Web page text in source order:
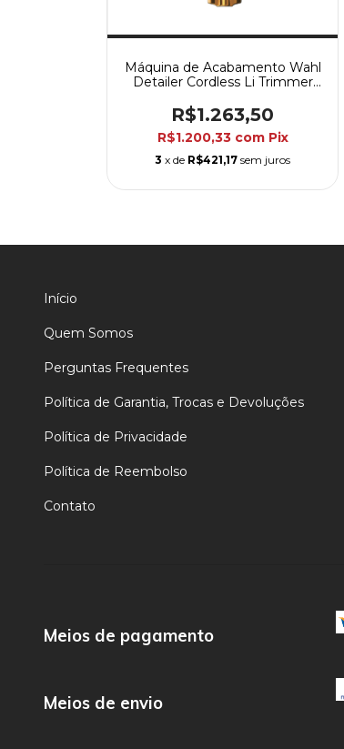
Máquina de Acabamento Wahl
Detailer Cordless Li Trimmer
R$1.263,50
R$1.200,33 com Pix
3 x de R$421,17 sem juros
Início
Quem Somos
Perguntas Frequentes
Política de Garantia, Trocas e Devoluções
Política de Privacidade
Política de Reembolso
Contato
Meios de pagamento
Meios de envio